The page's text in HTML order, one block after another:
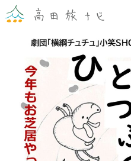
About
観光
体験
震災復興
食事・グルメ
宿泊
イベント
アクセス